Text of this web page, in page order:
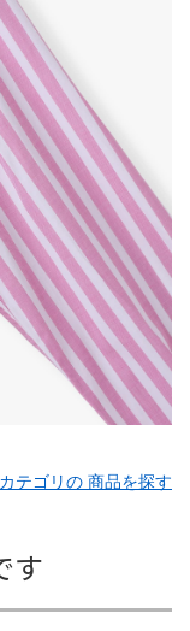
テゴリの 商品を探す
す